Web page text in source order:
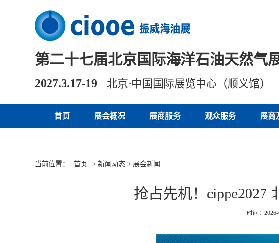
第二十七届北京国际海洋石油天然气
2027.3.17-19 北京·中国国际展览中心（顺义馆）
首页 展会概况 展商服务 观众服务 展商
当前位置： 首页 > 新闻动态 > 展会新闻
抢占先机！cippe2027
时间：